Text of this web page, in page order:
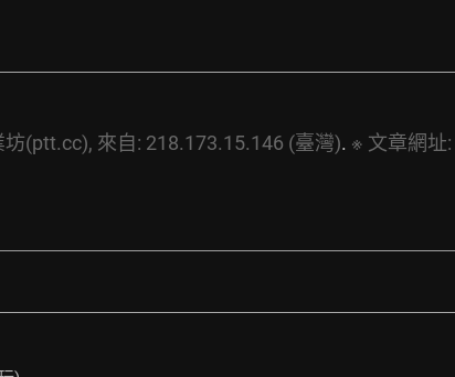
坊(ptt.cc), 來自: 218.173.15.146 (臺灣). ※ 文章網址: